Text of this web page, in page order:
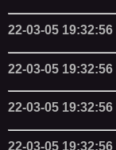
22-03-05 19:32:56
22-03-05 19:32:56
22-03-05 19:32:56
22-03-05 19:32:56